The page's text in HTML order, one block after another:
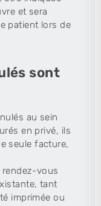
et sera
patient lors de
sont
au sein
en privé, ils
seule facture,
rendez-vous
tant
imprimée ou